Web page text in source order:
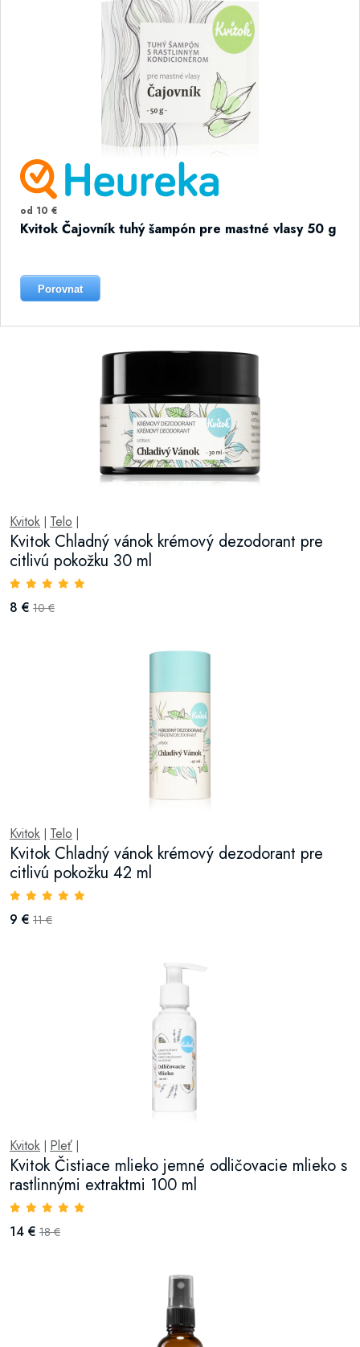
od 10 €
Kvitok Čajovník tuhý šampón pre mastné vlasy 50 g
Porovnat
Kvitok Telo
Kvitok Chladný vánok krémový dezodorant pre
citlivú pokožku 30 ml
8 € 10 €
Kvitok Telo
Kvitok Chladný vánok krémový dezodorant pre
citlivú pokožku 42 ml
9 € 11 €
Kvitok Pleť
Kvitok Čistiace mlieko jemné odličovacie mlieko s
rastlinnými extraktmi 100 ml
14 € 18 €